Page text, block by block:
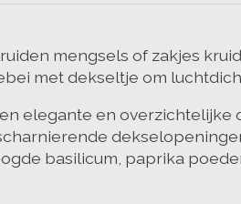
mengsels of zakjes
met dekseltje om
elegante en overzichtelijke
basilicum, paprika